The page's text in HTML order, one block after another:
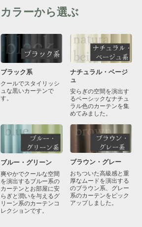
カラーから選ぶ
ブラック系
クールでスタイリッシ
ュな黒いカーテンで
す。
ナチュラル・ベージ
ュ
安らぎの空間を演出す
るベーシックなナチュ
ラル色のカーテンを集
めてみました。
ブルー・グリーン
爽やかでクールな空間
を演出するブルー系の
カーテンとお部屋に安
らぎと潤いを与えるグ
リーン系のカーテンコ
レクションです。
ブラウン・グレー
おちついた高級感と重
厚なムードを演出する
のブラウン系、グレー
系のカーテンをピック
アップしました。